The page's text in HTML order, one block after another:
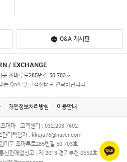
Q&A 게시판
/ EXCHANGE
구 조마루로285번길 50 703호
는 QnA 및 고객센터로 연락바랍니다
개인정보처리방침 이용안내
마마
고객센터 : 032.203.7602
관리책임자 : kkaja76@naver.com
미구 조마루로285번길 50 703호
신판매업신고 : 제 2013-경기부천-0552호